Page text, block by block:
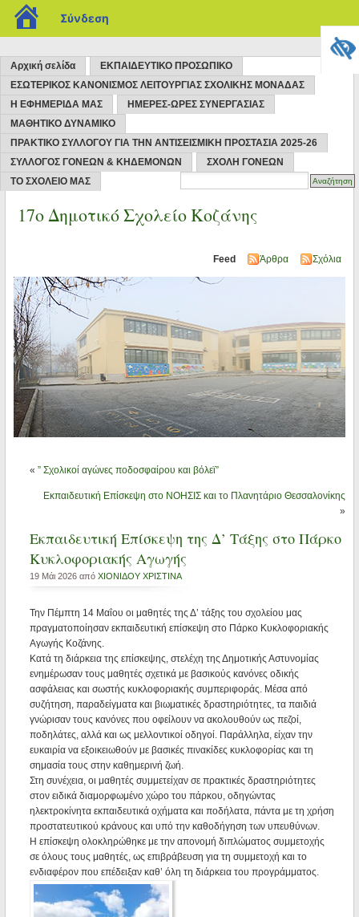
Αρχική σελίδα
ΕΚΠΑΙΔΕΥΤΙΚΟ ΠΡΟΣΩΠΙΚΟ
ΕΣΩΤΕΡΙΚΟΣ ΚΑΝΟΝΙΣΜΟΣ ΛΕΙΤΟΥΡΓΙΑΣ ΣΧΟΛΙΚΗΣ ΜΟΝΑΔΑΣ
Η ΕΦΗΜΕΡΙΔΑ ΜΑΣ
ΗΜΕΡΕΣ-ΩΡΕΣ ΣΥΝΕΡΓΑΣΙΑΣ
ΜΑΘΗΤΙΚΟ ΔΥΝΑΜΙΚΟ
ΠΡΑΚΤΙΚΟ ΣΥΛΛΟΓΟΥ ΓΙΑ ΤΗΝ ΑΝΤΙΣΕΙΣΜΙΚΗ ΠΡΟΣΤΑΣΙΑ 2025-26
ΣΥΛΛΟΓΟΣ ΓΟΝΕΩΝ & ΚΗΔΕΜΟΝΩΝ
ΣΧΟΛΗ ΓΟΝΕΩΝ
ΤΟ ΣΧΟΛΕΙΟ ΜΑΣ
17o Δημοτικό Σχολείο Κοζάνης
Feed Άρθρα Σχόλια
« ” Σχολικοί αγώνες ποδοσφαίρου και βόλεϊ”
Εκπαιδευτική Επίσκεψη στο ΝΟΗΣΙΣ και το Πλανητάριο Θεσσαλονίκης
»
Εκπαιδευτική Επίσκεψη της Δ’ Τάξης στο Πάρκο
Κυκλοφοριακής Αγωγής
19 Μάι 2026 από ΧΙΟΝΙΔΟΥ ΧΡΙΣΤΙΝΑ
Την Πέμπτη 14 Μαΐου οι μαθητές της Δ’ τάξης του σχολείου μας
πραγματοποίησαν εκπαιδευτική επίσκεψη στο Πάρκο Κυκλοφοριακής
Αγωγής Κοζάνης.
Κατά τη διάρκεια της επίσκεψης, στελέχη της Δημοτικής Αστυνομίας
ενημέρωσαν τους μαθητές σχετικά με βασικούς κανόνες οδικής
ασφάλειας και σωστής κυκλοφοριακής συμπεριφοράς. Μέσα από
συζήτηση, παραδείγματα και βιωματικές δραστηριότητες, τα παιδιά
γνώρισαν τους κανόνες που οφείλουν να ακολουθούν ως πεζοί,
ποδηλάτες, αλλά και ως μελλοντικοί οδηγοί. Παράλληλα, είχαν την
ευκαιρία να εξοικειωθούν με βασικές πινακίδες κυκλοφορίας και τη
σημασία τους στην καθημερινή ζωή.
Στη συνέχεια, οι μαθητές συμμετείχαν σε πρακτικές δραστηριότητες
στον ειδικά διαμορφωμένο χώρο του πάρκου, οδηγώντας
ηλεκτροκίνητα εκπαιδευτικά οχήματα και ποδήλατα, πάντα με τη χρήση
προστατευτικού κράνους και υπό την καθοδήγηση των υπευθύνων.
Η επίσκεψη ολοκληρώθηκε με την απονομή διπλώματος συμμετοχής
σε όλους τους μαθητές, ως επιβράβευση για τη συμμετοχή και το
ενδιαφέρον που επέδειξαν καθ’ όλη τη διάρκεια του προγράμματος.
blogs.sch.gr
Σύνδεση